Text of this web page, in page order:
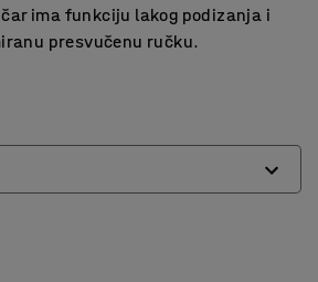
ima funkciju lakog podizanja i
presvučenu ručku.